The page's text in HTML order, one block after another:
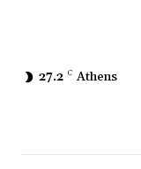
27.2 C Athens